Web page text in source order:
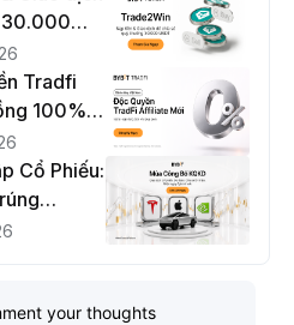
30.000
Tradfi
100% &
Cổ Phiếu:
your thoughts